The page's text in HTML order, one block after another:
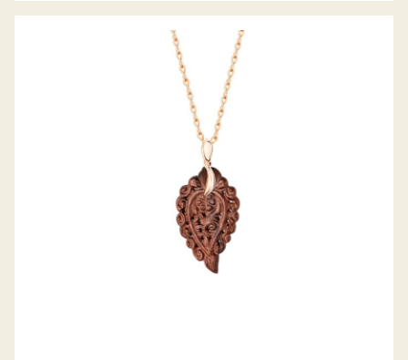
ANHÄNGER INDIA